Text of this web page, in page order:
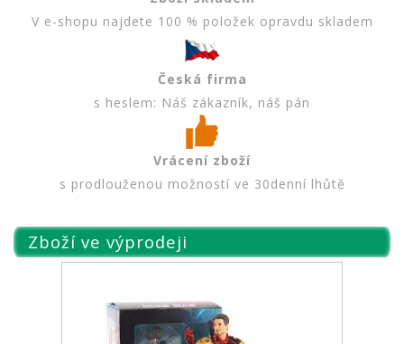
V e-shopu najdete 100 % položek opravdu skladem
Česká firma
s heslem: Náš zákazník, náš pán
Vrácení zboží
s prodlouženou možností ve 30denní lhůtě
Zboží ve výprodeji